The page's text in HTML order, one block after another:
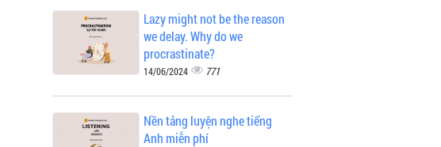
Lazy might not be the reason
we delay. Why do we
procrastinate?
14/06/2024 771
Nền tảng luyện nghe tiếng
Anh miễn phí